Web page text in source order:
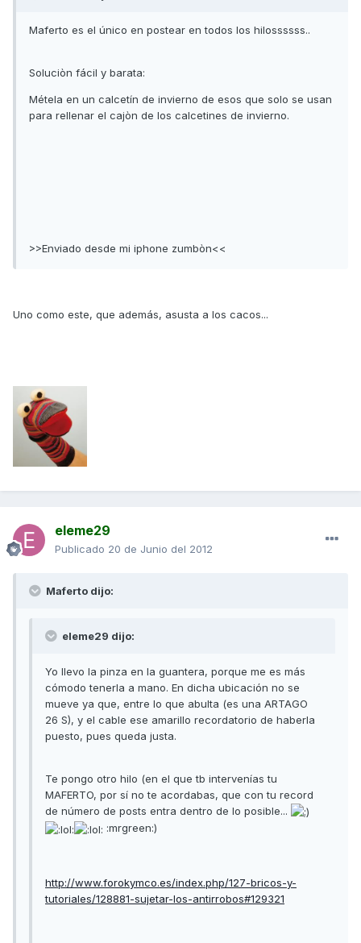
Maferto es el único en postear en todos los hilossssss..
Soluciòn fácil y barata:
Métela en un calcetín de invierno de esos que solo se usan
para rellenar el cajòn de los calcetines de invierno.
>>Enviado desde mi iphone zumbòn<<
Uno como este, que además, asusta a los cacos...
eleme29
Publicado 20 de Junio del 2012
Maferto dijo:
eleme29 dijo:
Yo llevo la pinza en la guantera, porque me es más
cómodo tenerla a mano. En dicha ubicación no se
mueve ya que, entre lo que abulta (es una ARTAGO
26 S), y el cable ese amarillo recordatorio de haberla
puesto, pues queda justa.
Te pongo otro hilo (en el que tb intervenías tu
MAFERTO, por sí no te acordabas, que con tu record
de número de posts entra dentro de lo posible...
:mrgreen:)
http://www.forokymco.es/index.php/127-bricos-y-
tutoriales/128881-sujetar-los-antirrobos#129321